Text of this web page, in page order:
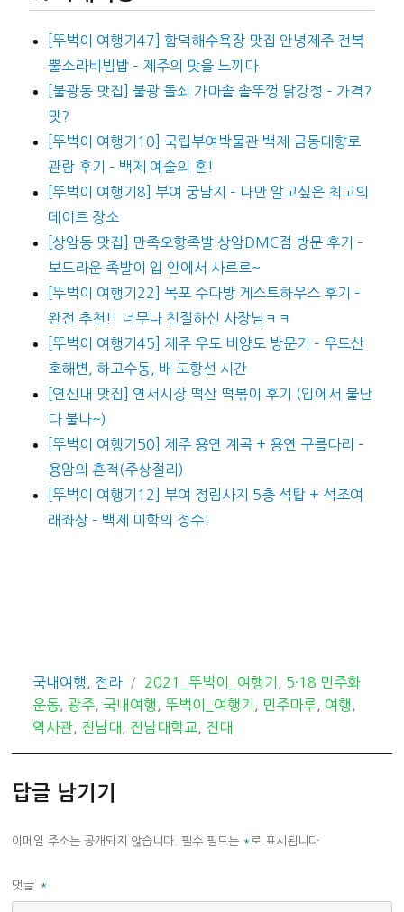
[뚜벅이 여행기47] 함덕해수욕장 맛집 안녕제주 전복
뿔소라비빔밥 – 제주의 맛을 느끼다
[불광동 맛집] 불광 돌쇠 가마솥 솥뚜껑 닭강정 – 가격?
맛?
[뚜벅이 여행기10] 국립부여박물관 백제 금동대향로
관람 후기 – 백제 예술의 혼!
[뚜벅이 여행기8] 부여 궁남지 – 나만 알고싶은 최고의
데이트 장소
[상암동 맛집] 만족오향족발 상암DMC점 방문 후기 –
보드라운 족발이 입 안에서 사르르~
[뚜벅이 여행기22] 목포 수다방 게스트하우스 후기 –
완전 추천!! 너무나 친절하신 사장님ㅋㅋ
[뚜벅이 여행기45] 제주 우도 비양도 방문기 – 우도산
호해변, 하고수동, 배 도항선 시간
[연신내 맛집] 연서시장 떡산 떡볶이 후기 (입에서 불난
다 불나~)
[뚜벅이 여행기50] 제주 용연 계곡 + 용연 구름다리 –
용암의 흔적(주상절리)
[뚜벅이 여행기12] 부여 정림사지 5층 석탑 + 석조여
래좌상 – 백제 미학의 정수!
카
테
고
국내여행 전라
태
그
2021_뚜벅이_여행기
5·18 민주화
운동 ,광주 국내여행 뚜벅이_여행기 민주마루 여행
역사관
전남대 전남대학교 전대
답글 남기기
이메일 주소는 공개되지 않습니다. 필수 필드는 *로 표시됩니다
댓글 *